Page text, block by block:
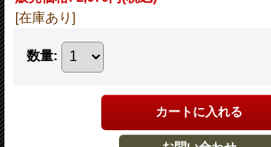
[在庫あり]
数量: